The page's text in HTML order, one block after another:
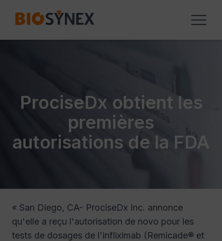
ProciseDx obtient les
premières
autorisations de la FDA
« San Diego, CA- ProciseDx Inc. annonce
qu'elle a reçu l'autorisation de novo pour les
tests de dosages de l'infliximab (Remicade® et